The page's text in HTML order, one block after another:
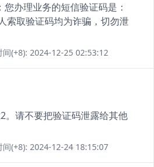
您办理业务的短信验证码是：
索取验证码均为诈骗，切勿泄
(+8): 2024-12-25 02:53:12
。请不要把验证码泄露给其他
(+8): 2024-12-24 18:15:07